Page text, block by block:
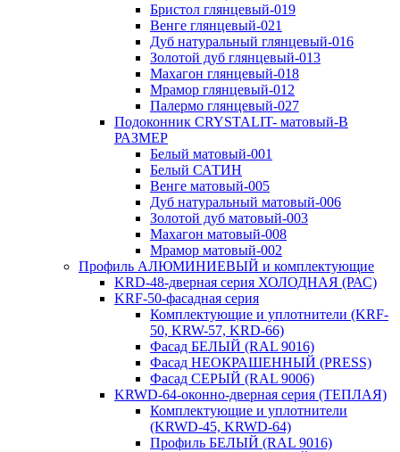
Бристол глянцевый-019
Венге глянцевый-021
Дуб натуральный глянцевый-016
Золотой дуб глянцевый-013
Махагон глянцевый-018
Мрамор глянцевый-012
Палермо глянцевый-027
Подоконник CRYSTALIT- матовый-В
РАЗМЕР
Белый матовый-001
Белый САТИН
Венге матовый-005
Дуб натуральный матовый-006
Золотой дуб матовый-003
Махагон матовый-008
Мрамор матовый-002
Профиль АЛЮМИНИЕВЫЙ и комплектующие
KRD-48-дверная серия ХОЛОДНАЯ (РАС)
KRF-50-фасадная серия
Комплектующие и уплотнители (KRF-
50, KRW-57, KRD-66)
Фасад БЕЛЫЙ (RAL 9016)
Фасад НЕОКРАШЕННЫЙ (PRESS)
Фасад СЕРЫЙ (RAL 9006)
KRWD-64-оконно-дверная серия (ТЕПЛАЯ)
Комплектующие и уплотнители
(KRWD-45, KRWD-64)
Профиль БЕЛЫЙ (RAL 9016)